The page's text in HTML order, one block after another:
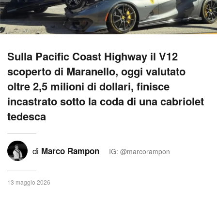
Sulla Pacific Coast Highway il V12
scoperto di Maranello, oggi valutato
oltre 2,5 milioni di dollari, finisce
incastrato sotto la coda di una cabriolet
tedesca
di Marco Rampon IG: @marcorampon
13 maggio 2026